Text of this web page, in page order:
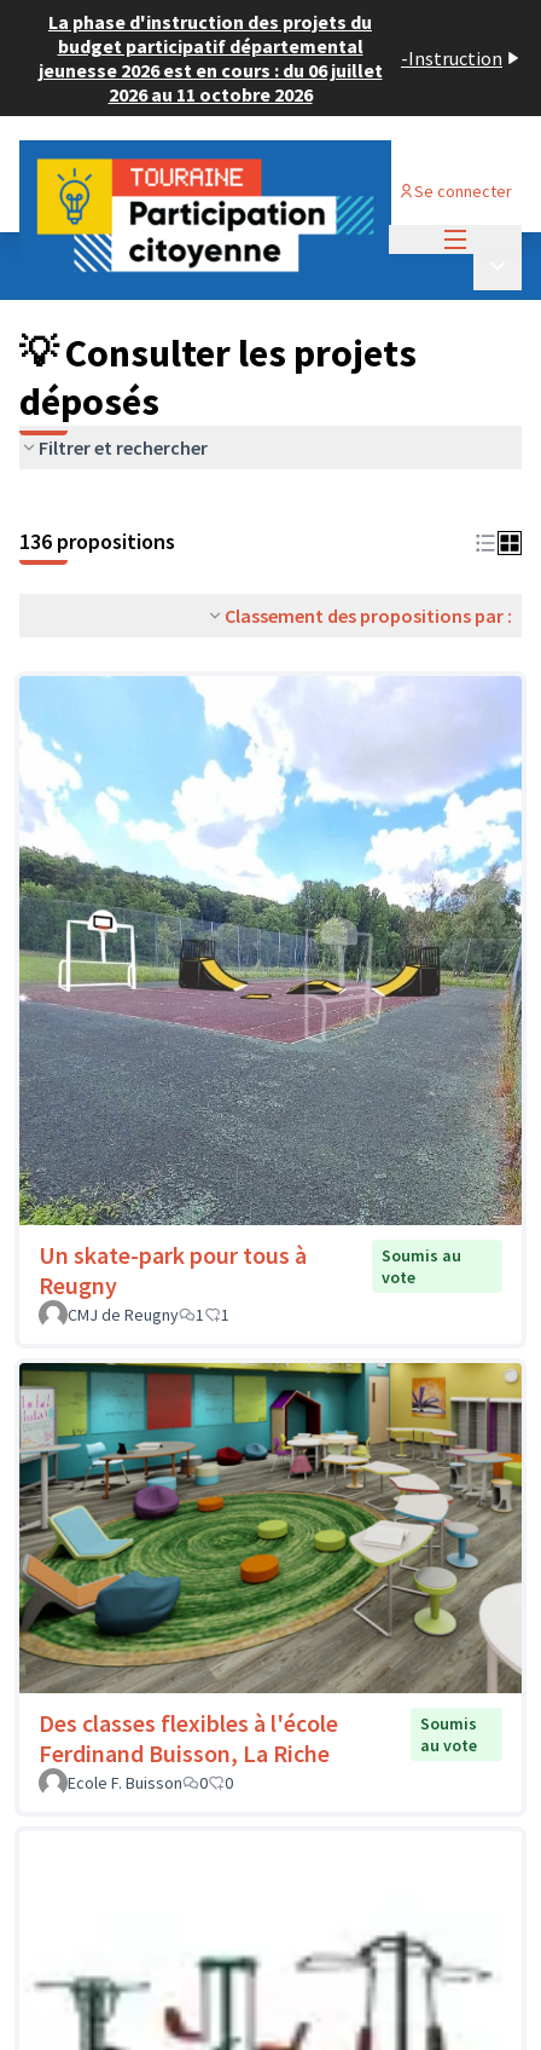
La phase d'instruction des projets du
budget participatif départemental
jeunesse 2026 est en cours : du 06 juillet
2026 au 11 octobre 2026
-Instruction
Se connecter
Budget Participatif JEUNESSE 2024
💡 Consulter les projets déposés
💡 Consulter les projets
déposés
Filtrer et rechercher
136 propositions
Classement des propositions par :
Un skate-park pour tous à
Reugny
Soumis au
vote
CMJ de Reugny
1 1
Des classes flexibles à l'école
Ferdinand Buisson, La Riche
Soumis
au vote
Ecole F. Buisson
0 0